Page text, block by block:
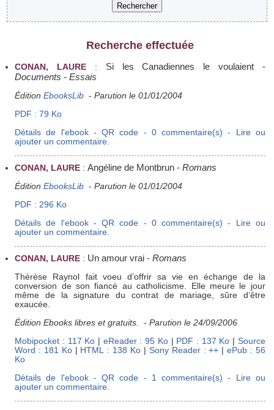
Recherche effectuée
CONAN, LAURE : Si les Canadiennes le voulaient-
Documents - Essais
ÉditionEbooksLib -Parution le 01/01/2004
PDF : 79 Ko
Détails de l'ebook - QR code - 0 commentaire(s) - Lire ou
ajouter un commentaire.
CONAN, LAURE :Angéline de Montbrun -Romans
ÉditionEbooksLib -Parution le 01/01/2004
PDF : 296 Ko
Détails de l'ebook - QR code - 0 commentaire(s) - Lire ou
ajouter un commentaire.
CONAN, LAURE : Un amour vrai -Romans
Thérèse Raynol fait voeu d’offrir sa vie en échange de la
conversion de son fiancé au catholicisme. Elle meure le jour
même de la signature du contrat de mariage, sûre d’être
exaucée.
Édition Ebooks libres et gratuits.
-Parution le 24/09/2006
Mobipocket : 117 Ko
eReader : 95 Ko| PDF : 137 Ko
Source
Word : 181 Ko| HTML : 138 Ko Sony Reader : ++ |ePub : 56
Ko
Détails de l'ebook - QR code - 1 commentaire(s) - Lire ou
ajouter un commentaire.